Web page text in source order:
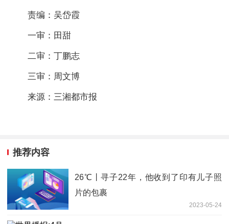
责编：吴岱霞
一审：田甜
二审：丁鹏志
三审：周文博
来源：三湘都市报
推荐内容
26℃丨寻子22年，他收到了印有儿子照
片的包裹
2023-05-24